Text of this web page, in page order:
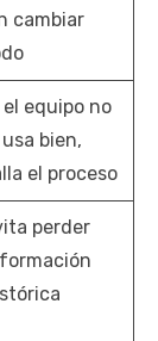
cambiar
el equipo no
usa bien,
el proceso
perder